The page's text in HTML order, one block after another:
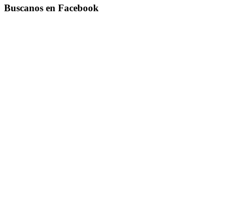
Buscanos en Facebook